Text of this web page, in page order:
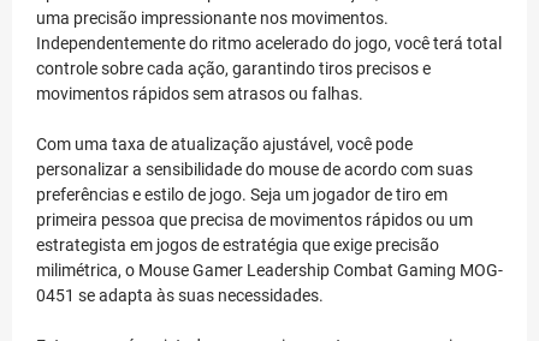
uma precisão impressionante nos movimentos.
Independentemente do ritmo acelerado do jogo, você terá total
controle sobre cada ação, garantindo tiros precisos e
movimentos rápidos sem atrasos ou falhas.
Com uma taxa de atualização ajustável, você pode
personalizar a sensibilidade do mouse de acordo com suas
preferências e estilo de jogo. Seja um jogador de tiro em
primeira pessoa que precisa de movimentos rápidos ou um
estrategista em jogos de estratégia que exige precisão
milimétrica, o Mouse Gamer Leadership Combat Gaming MOG-
0451 se adapta às suas necessidades.